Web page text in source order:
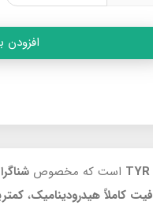
افزودن
است که مخصوص
فیت کاملاً هیدرودینامیک،